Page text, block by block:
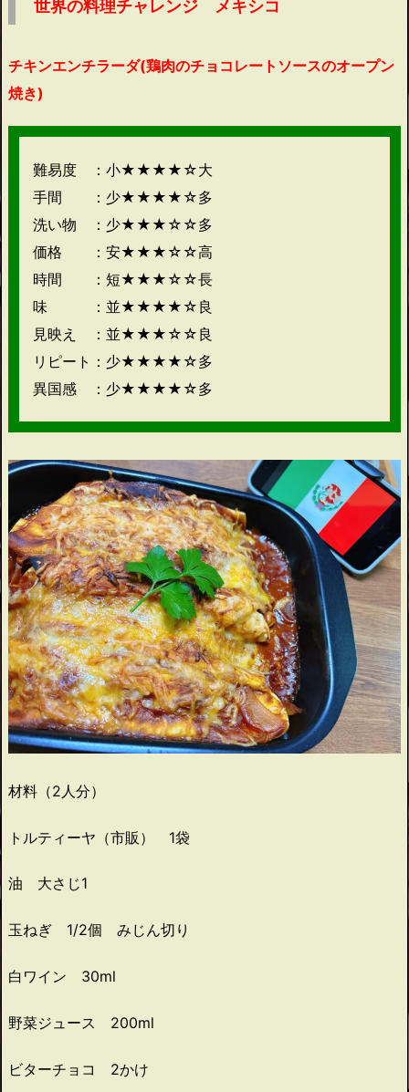
世界の料理チャレンジ メキシコ
チキンエンチラーダ(鶏肉のチョコレートソースのオープン
焼き)
難易度 ：小★★★★☆大
手間 ：少★★★★☆多
洗い物 ：少★★★☆☆多
価格 ：安★★★☆☆高
時間 ：短★★★☆☆長
味 ：並★★★★☆良
見映え ：並★★★☆☆良
リピート：少★★★★☆多
異国感 ：少★★★★☆多
材料（2人分）
トルティーヤ（市販） 1袋
油 大さじ1
玉ねぎ 1/2個 みじん切り
白ワイン 30ml
野菜ジュース 200ml
ビターチョコ 2かけ